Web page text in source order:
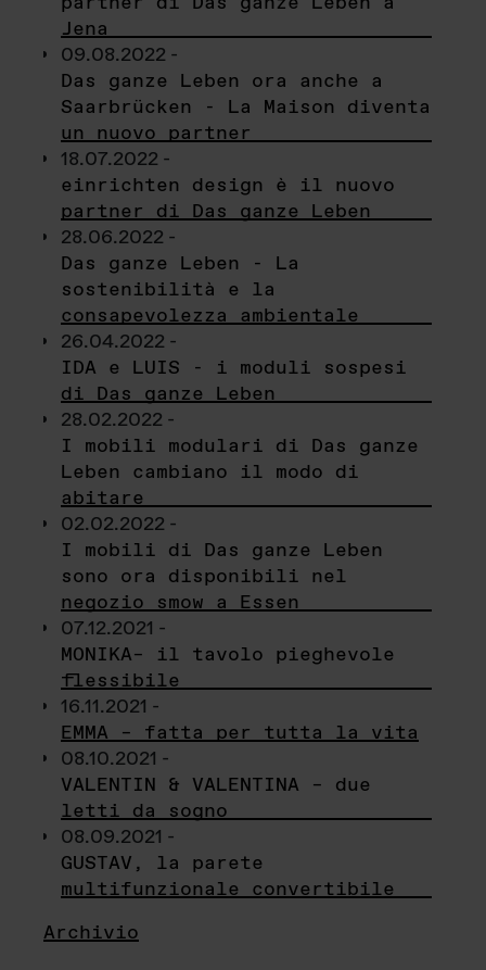
Jena
09.08.2022 -
Das ganze Leben ora anche a
Saarbrücken - La Maison diventa
un nuovo partner
18.07.2022 -
einrichten design è il nuovo
partner di Das ganze Leben
28.06.2022 -
Das ganze Leben - La
sostenibilità e la
consapevolezza ambientale
26.04.2022 -
IDA e LUIS - i moduli sospesi
di Das ganze Leben
28.02.2022 -
I mobili modulari di Das ganze
Leben cambiano il modo di
abitare
02.02.2022 -
I mobili di Das ganze Leben
sono ora disponibili nel
negozio smow a Essen
07.12.2021 -
MONIKA– il tavolo pieghevole
flessibile
16.11.2021 -
EMMA – fatta per tutta la vita
08.10.2021 -
VALENTIN & VALENTINA – due
letti da sogno
08.09.2021 -
GUSTAV, la parete
multifunzionale convertibile
Archivio